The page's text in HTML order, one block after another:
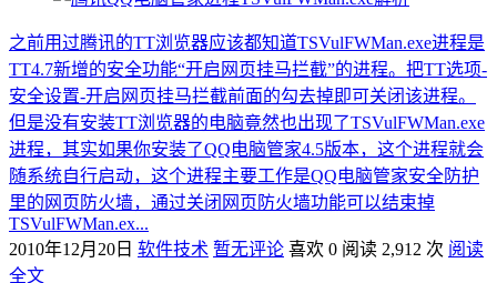
之前用过腾讯的TT浏览器应该都知道TSVulFWMan.exe进程是
TT4.7新增的安全功能“开启网页挂马拦截”的进程。把TT选项-
安全设置-开启网页挂马拦截前面的勾去掉即可关闭该进程。
但是没有安装TT浏览器的电脑竟然也出现了TSVulFWMan.exe
进程，其实如果你安装了QQ电脑管家4.5版本，这个进程就会
随系统自行启动，这个进程主要工作是QQ电脑管家安全防护
里的网页防火墙，通过关闭网页防火墙功能可以结束掉
TSVulFWMan.ex...
2010年12月20日 软件技术 暂无评论 喜欢 0 阅读 2,912 次 阅读
全文